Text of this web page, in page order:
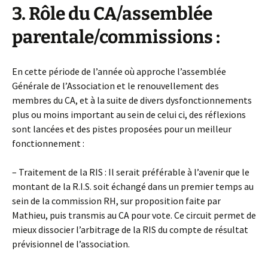
3. Rôle du CA/assemblée
parentale/commissions :
En cette période de l’année où approche l’assemblée
Générale de l’Association et le renouvellement des
membres du CA, et à la suite de divers dysfonctionnements
plus ou moins important au sein de celui ci, des réflexions
sont lancées et des pistes proposées pour un meilleur
fonctionnement :
– Traitement de la RIS : Il serait préférable à l’avenir que le
montant de la R.I.S. soit échangé dans un premier temps au
sein de la commission RH, sur proposition faite par
Mathieu, puis transmis au CA pour vote. Ce circuit permet de
mieux dissocier l’arbitrage de la RIS du compte de résultat
prévisionnel de l’association.